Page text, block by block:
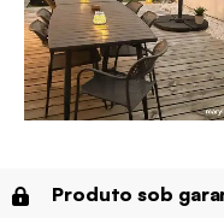
Produto sob